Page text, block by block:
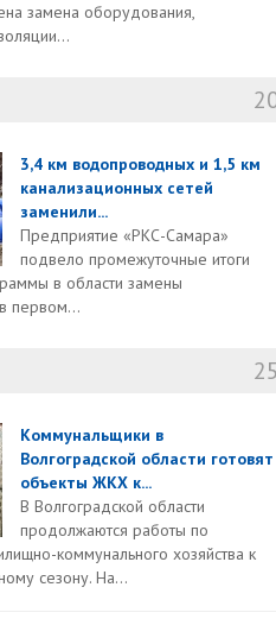
замена оборудования,
3,4 км водопроводных и 1,5 км
канализационных сетей
заменили...
Предприятие «РКС-Самара»
подвело промежуточные итоги
в области замены
первом...
Коммунальщики в
Волгоградской области готовят
объекты ЖКХ к...
В Волгоградской области
продолжаются работы по
коммунального хозяйства к
сезону. На...